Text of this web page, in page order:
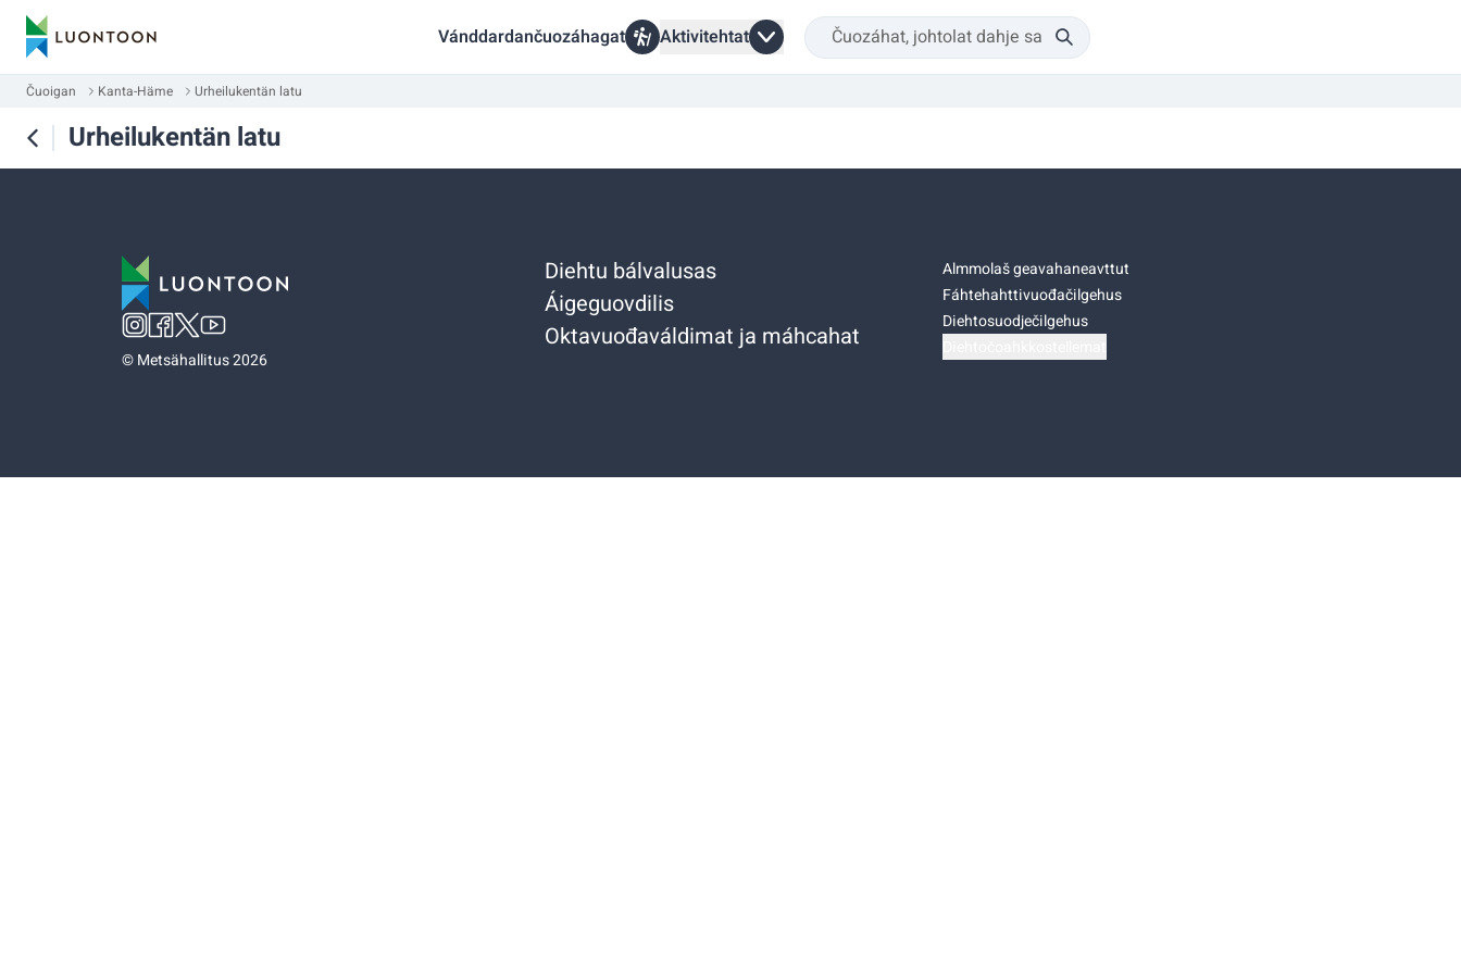
Vánddardančuozáhagat Aktivitehtat
Čuoigan Kanta-Häme Urheilukentän latu
Urheilukentän latu
©Metsähallitus 2026
Diehtu bálvalusas
Áigeguovdilis
Oktavuođaváldimat ja máhcahat
Almmolaš geavahaneavttut
Fáhtehahttivuođačilgehus
Diehtosuodječilgehus